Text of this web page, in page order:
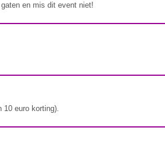
en mis dit event niet!
10 euro korting).